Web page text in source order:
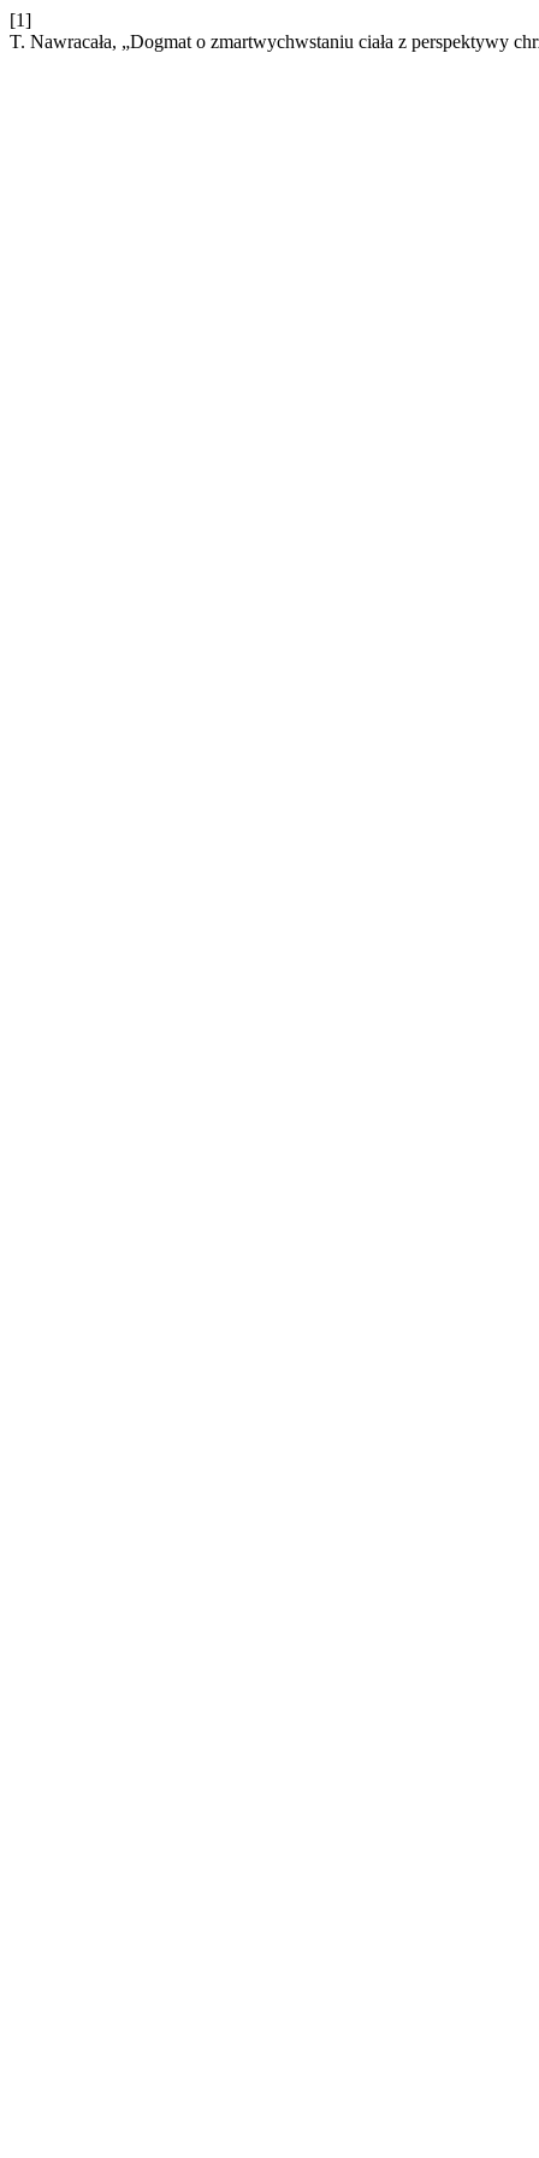
[1]
T. Nawracała, „Dogmat o zmartwychwstaniu ciała z perspektywy